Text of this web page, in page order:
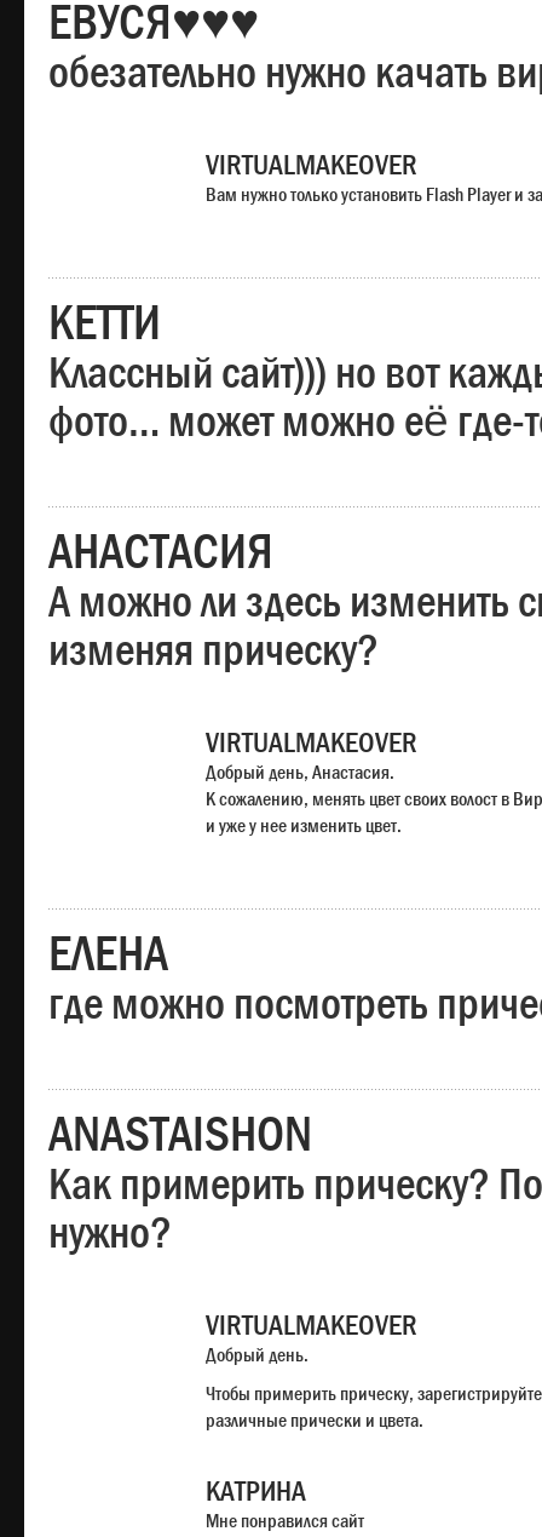
ЕВУСЯ♥♥♥
обезательно нужно качать
VIRTUALMAKEOVER
Вам нужно только установить Flash Player и
КЕТТИ
Классный сайт))) но вот
фото… может можно её где-
АНАСТАСИЯ
А можно ли здесь изменить
изменяя прическу?
VIRTUALMAKEOVER
Добрый день, Анастасия.
К сожалению, менять цвет своих волост в
и уже у нее изменить цвет.
ЕЛЕНА
где можно посмотреть
ANASTAISHON
Как примерить прическу?
нужно?
VIRTUALMAKEOVER
Добрый день.
Чтобы примерить прическу,
различные прически и цвета.
КАТРИНА
Мне понравился сайт